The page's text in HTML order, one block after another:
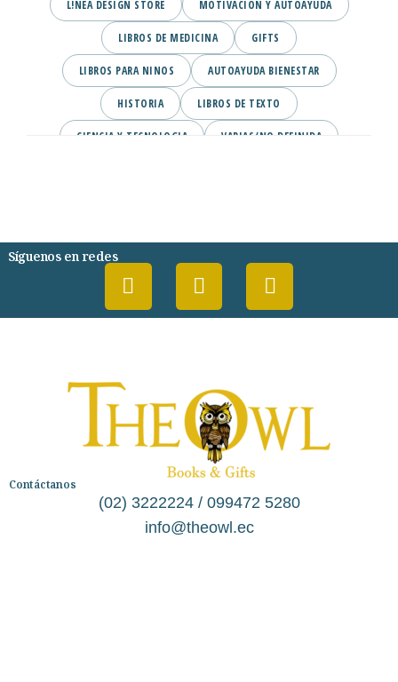
L!NEA DESIGN STORE MOTIVACION Y AUTOAYUDA
LIBROS DE MEDICINA GIFTS
LIBROS PARA NINOS AUTOAYUDA BIENESTAR
HISTORIA LIBROS DE TEXTO
CIENCIA Y TECNOLOGIA VARIAS/NO DEFINIDA
Síguenos en redes
Contáctanos
(02) 3222224 / 099472 5280
info@theowl.ec